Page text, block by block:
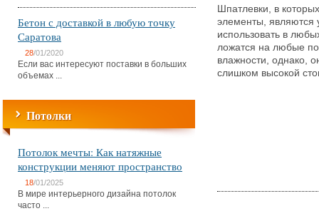
Бетон с доставкой в любую точку
Саратова
28/01/2020
Если вас интересуют поставки в больших
объемах ...
Потолки
Потолок мечты: Как натяжные
конструкции меняют пространство
18/01/2025
В мире интерьерного дизайна потолок
часто ...
Шпатлевки, в
элементы, являются
использовать в
ложатся на любые
влажности, однако,
слишком высокой